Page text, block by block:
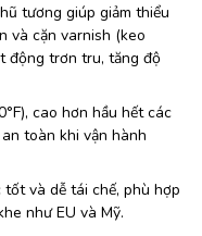
tương giúp giảm thiểu
và cặn varnish (keo
động trơn tru, tăng độ
cao hơn hầu hết các
toàn khi vận hành
và dễ tái chế, phù hợp
như EU và Mỹ.